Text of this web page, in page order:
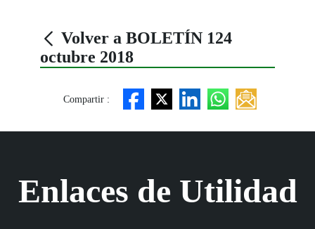
Volver a BOLETÍN 124
octubre 2018
Compartir :
Enlaces de Utilidad